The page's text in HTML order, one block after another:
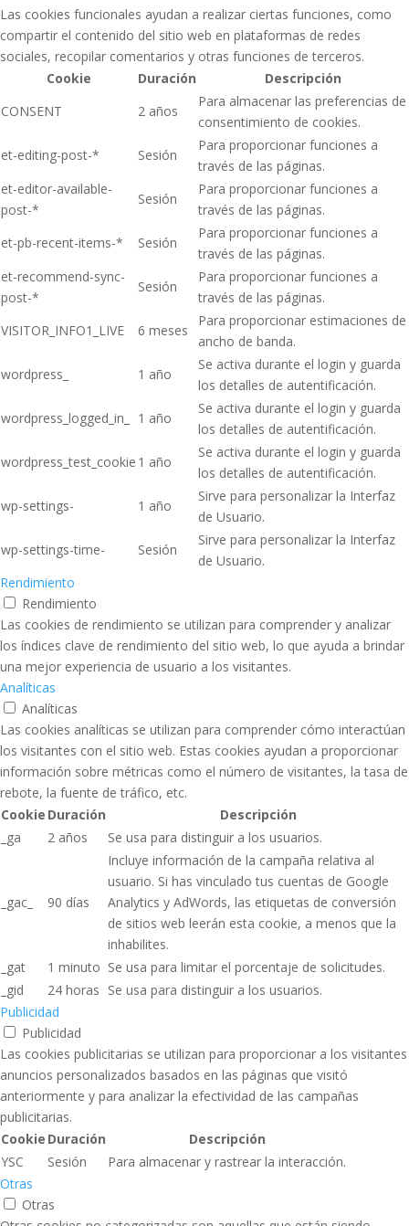
Las cookies funcionales ayudan a realizar ciertas funciones, como
compartir el contenido del sitio web en plataformas de redes
sociales, recopilar comentarios y otras funciones de terceros.
Cookie
Duración
Descripción
CONSENT
2 años
Para almacenar las preferencias de
consentimiento de cookies.
et-editing-post-*
Sesión
Para proporcionar funciones a
través de las páginas.
et-editor-available-
post-*
Sesión
Para proporcionar funciones a
través de las páginas.
et-pb-recent-items-*
Sesión
Para proporcionar funciones a
través de las páginas.
et-recommend-sync-
post-*
Sesión
Para proporcionar funciones a
través de las páginas.
VISITOR_INFO1_LIVE
6 meses
Para proporcionar estimaciones de
ancho de banda.
wordpress_
1 año
Se activa durante el login y guarda
los detalles de autentificación.
wordpress_logged_in_
1 año
Se activa durante el login y guarda
los detalles de autentificación.
wordpress_test_cookie 1 año
Se activa durante el login y guarda
los detalles de autentificación.
wp-settings-
1 año
Sirve para personalizar la Interfaz
de Usuario.
wp-settings-time-
Sesión
Sirve para personalizar la Interfaz
de Usuario.
Rendimiento
Rendimiento
Las cookies de rendimiento se utilizan para comprender y analizar
los índices clave de rendimiento del sitio web, lo que ayuda a brindar
una mejor experiencia de usuario a los visitantes.
Analíticas
Analíticas
Las cookies analíticas se utilizan para comprender cómo interactúan
los visitantes con el sitio web. Estas cookies ayudan a proporcionar
información sobre métricas como el número de visitantes, la tasa de
rebote, la fuente de tráfico, etc.
Cookie Duración
Descripción
_ga
2 años Se usa para distinguir a los usuarios.
_gac_ 90 días
Incluye información de la campaña relativa al
usuario. Si has vinculado tus cuentas de Google
Analytics y AdWords, las etiquetas de conversión
de sitios web leerán esta cookie, a menos que la
inhabilites.
_gat
1 minuto Se usa para limitar el porcentaje de solicitudes.
_gid
24 horas Se usa para distinguir a los usuarios.
Publicidad
Publicidad
Las cookies publicitarias se utilizan para proporcionar a los visitantes
anuncios personalizados basados ​​en las páginas que visitó
anteriormente y para analizar la efectividad de las campañas
publicitarias.
Cookie Duración
Descripción
YSC
Sesión
Para almacenar y rastrear la interacción.
Otras
Otras